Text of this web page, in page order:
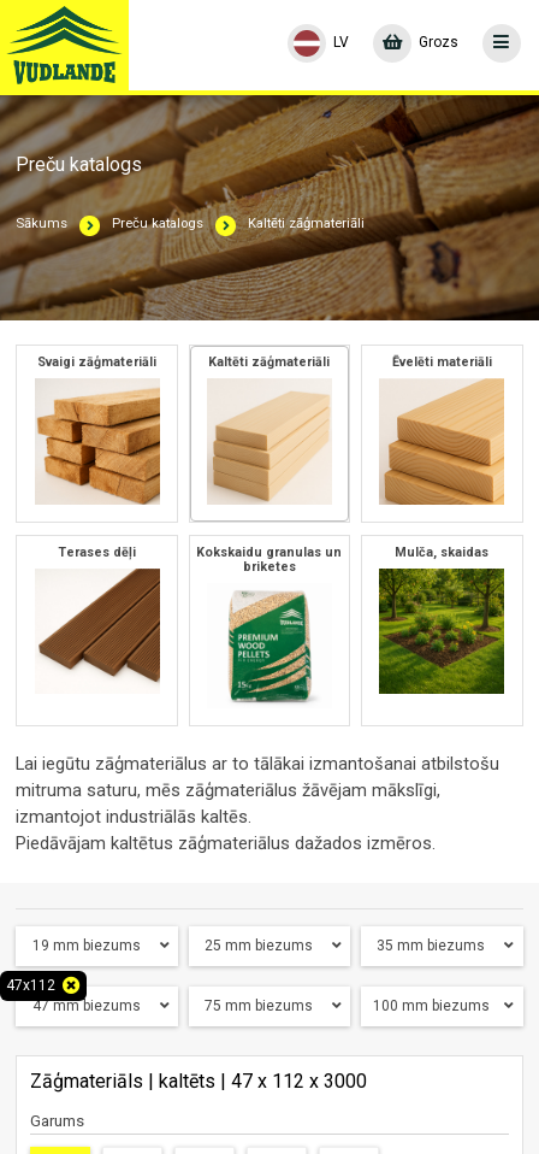
Grozs
LV
Preču katalogs
Sākums Preču katalogs Kaltēti zāģmateriāli
Svaigi zāģmateriāli Kaltēti zāģmateriāli Ēvelēti materiāli
Terases dēļi
Kokskaidu granulas un
briketes
Mulča, skaidas
Lai iegūtu zāģmateriālus ar to tālākai izmantošanai atbilstošu
mitruma saturu, mēs zāģmateriālus žāvējam mākslīgi,
izmantojot industriālās kaltēs.
Piedāvājam kaltētus zāģmateriālus dažados izmēros.
19 mm biezums 25 mm biezums 35 mm biezums
47 mm biezums
47x112
75 mm biezums
100 mm biezums
Zāģmateriāls | kaltēts | 47 x 112 x 3000
Garums